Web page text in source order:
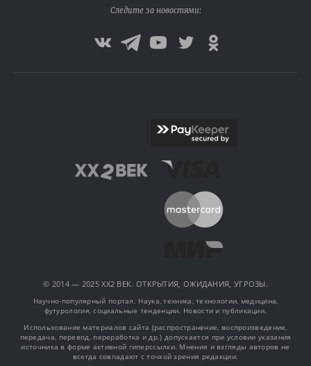
Следите за новостями:
© 2014 — 2025 XX2 ВЕК. ОТКРЫТИЯ, ОЖИДАНИЯ, УГРОЗЫ.
Научно-популярный портал. Наука, техника, технологии, медицина,
футурология, социальные тенденции. Новости и публикации.
Использование материалов сайта (распространение, воспроизведение,
передача, перевод, переработка и др.) допускается при условии указания
источника в форме активной гиперссылки. Мнения и взгляды авторов не
всегда совпадают с точкой зрения редакции.